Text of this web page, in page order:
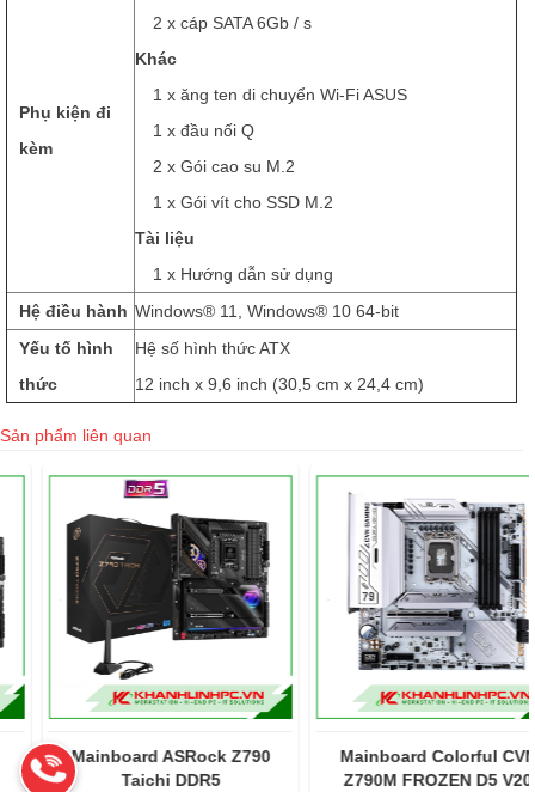
Phụ kiện đi
kèm
2 x cáp SATA 6Gb / s
Khác
1 x ăng ten di chuyển Wi-Fi ASUS
1 x đầu nối Q
2 x Gói cao su M.2
1 x Gói vít cho SSD M.2
Tài liệu
1 x Hướng dẫn sử dụng
Hệ điều hành Windows® 11, Windows® 10 64-bit
Yếu tố hình
thức
Hệ số hình thức ATX
12 inch x 9,6 inch (30,5 cm x 24,4 cm)
Sản phẩm liên quan
Mainboard ASRock Z790
Taichi DDR5
Mainboard Colorful CVN
Z790M FROZEN D5 V20